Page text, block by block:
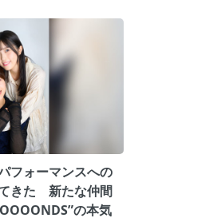
フォーマンスへの
きた 新たな仲間
の本気